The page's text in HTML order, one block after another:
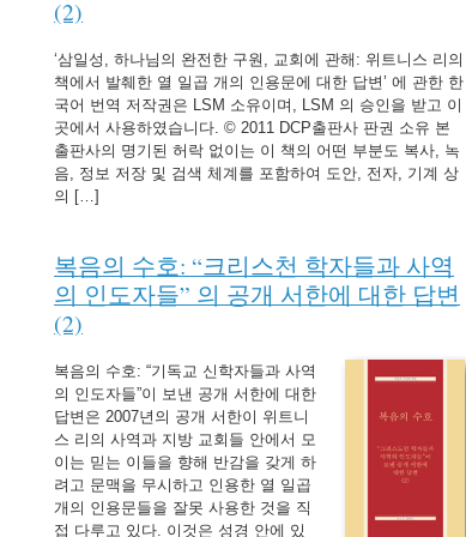
(2)
‘삼일성, 하나님의 완전한 구원, 교회에 관해: 위트니스 리의
책에서 발췌한 열 일곱 개의 인용문에 대한 답변’ 에 관한 한
국어 번역 저작권은 LSM 소유이며, LSM 의 승인을 받고 이
곳에서 사용하였습니다. © 2011 DCP출판사 판권 소유 본
출판사의 명기된 허락 없이는 이 책의 어떤 부분도 복사, 녹
음, 정보 저장 및 검색 체계를 포함하여 도안, 전자, 기계 상
의 […]
복음의 수호: “크리스천 학자들과 사역
의 인도자들” 의 공개 서한에 대한 답변
(2)
복음의 수호: “기독교 신학자들과 사역
의 인도자들”이 보낸 공개 서한에 대한
답변은 2007년의 공개 서한이 위트니
스 리의 사역과 지방 교회들 안에서 모
이는 믿는 이들을 향해 반감을 갖게 하
려고 문맥을 무시하고 인용한 열 일곱
개의 인용문들을 잘못 사용한 것을 직
접 다루고 있다. 이것은 성경 안에 있